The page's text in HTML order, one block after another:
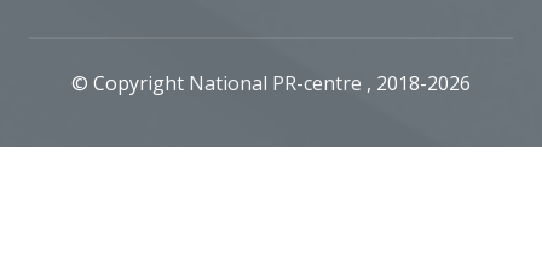
© Copyright National PR-centre , 2018-2026